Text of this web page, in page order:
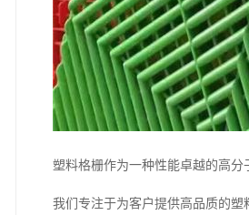
塑料格栅作为一种性能卓越的高
我们专注于为客户提供高品质的塑